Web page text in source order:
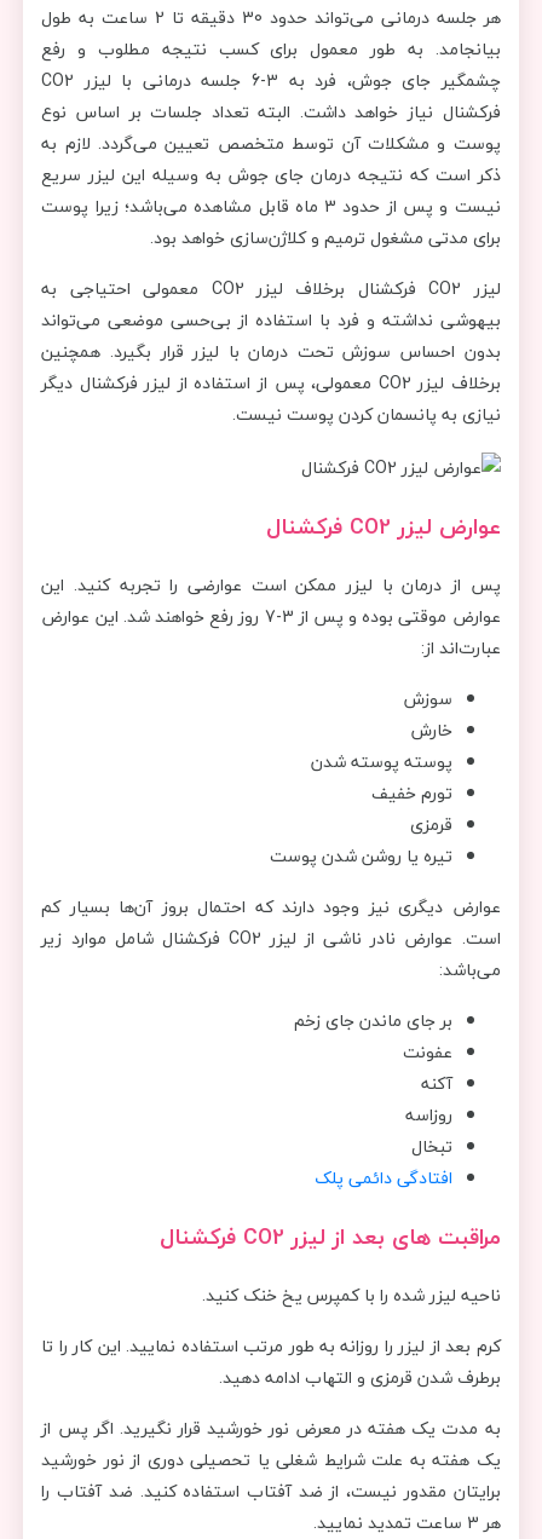
هر جلسه درمانی می‌تواند حدود 30 دقیقه تا 2 ساعت به طول
بیانجامد. به طور معمول برای کسب نتیجه مطلوب و رفع
چشمگیر جای جوش، فرد به 3-6 جلسه درمانی با لیزر CO2
فرکشنال نیاز خواهد داشت. البته تعداد جلسات بر اساس نوع
پوست و مشکلات آن توسط متخصص تعیین می‌گردد. لازم به
ذکر است که نتیجه درمان جای جوش به وسیله این لیزر سریع
نیست و پس از حدود 3 ماه قابل مشاهده می‌باشد؛ زیرا پوست
برای مدتی مشغول ترمیم و کلاژن‌سازی خواهد بود.
لیزر CO2 فرکشنال برخلاف لیزر CO2 معمولی احتیاجی به
بیهوشی نداشته و فرد با استفاده از بی‏‌حسی موضعی می‌‌تواند
بدون احساس سوزش تحت درمان با لیزر قرار بگیرد. همچنین
برخلاف لیزر CO2 معمولی، پس از استفاده از لیزر فرکشنال دیگر
نیازی به پانسمان کردن پوست نیست.
عوارض لیزر فرکشنال
پس از درمان با لیزر ممکن است عوارضی را تجربه کنید. این
عوارض موقتی بوده و پس از 3-7 روز رفع خواهند شد. این عوارض
عبارت‌اند از:
سوزش
خارش
پوسته پوسته شدن
تورم خفیف
قرمزی
تیره یا روشن شدن پوست
عوارض دیگری نیز وجود دارند که احتمال بروز آن‌ها بسیار کم
است. عوارض نادر ناشی از لیزر CO2 فرکشنال شامل موارد زیر
می‌باشد:
بر جای ماندن جای زخم
عفونت
آکنه
روزاسه
تبخال
افتادگی دائمی پلک
مراقبت های بعد از لیزر CO2 فرکشنال
ناحیه لیزر شده را با کمپرس یخ خنک کنید.
کرم‌ بعد از لیزر را روزانه به طور مرتب استفاده نمایید. این کار را تا
برطرف شدن قرمزی و التهاب ادامه دهید.
به مدت یک هفته در معرض نور خورشید قرار نگیرید. اگر پس از
یک هفته به علت شرایط شغلی یا تحصیلی دوری از نور خورشید
برایتان مقدور نیست، از ضد آفتاب استفاده کنید. ضد آفتاب را
هر 3 ساعت تمدید نمایید.